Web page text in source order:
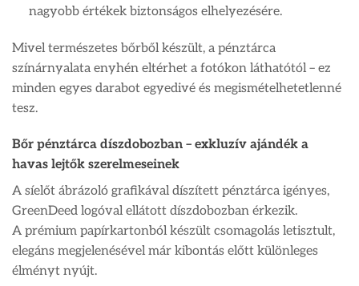
nagyobb értékek biztonságos elhelyezésére.
Mivel természetes bőrből készült, a pénztárca
színárnyalata enyhén eltérhet a fotókon láthatótól – ez
minden egyes darabot egyedivé és megismételhetetlenné
tesz.
Bőr pénztárca díszdobozban – exkluzív ajándék a
havas lejtők szerelmeseinek
A síelőt ábrázoló grafikával díszített pénztárca igényes,
GreenDeed logóval ellátott díszdobozban érkezik.
A prémium papírkartonból készült csomagolás letisztult,
elegáns megjelenésével már kibontás előtt különleges
élményt nyújt.